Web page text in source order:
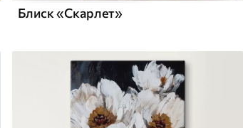
Блиск «Скарлет»